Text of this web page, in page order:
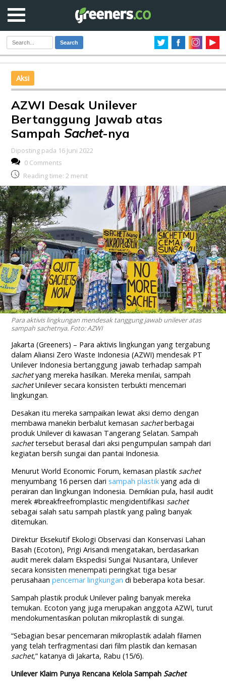
Search
Aksi
AZWI Desak Unilever
Bertanggung Jawab atas
SampahSachet-nya
Diposting pada 16 Juni 2022
0 Comments
Reading time: 2 menit
Para aktivis lingkungan mendesak tanggung jawab unilever atas
sampah sachetnya. Foto: AZWI
Jakarta (Greeners) – Para aktivis lingkungan yang tergabung
dalam Aliansi Zero Waste Indonesia (AZWI) mendesak PT
Unilever Indonesia bertanggung jawab terhadap sampah
sachetyang mereka hasilkan. Mereka menilai, sampah
sachetUnilever secara konsisten terbukti mencemari
lingkungan.
Desakan itu mereka sampaikan lewat aksi demo dengan
membawa manekin berbalut kemasan sachetberbagai
produk Unilever di kawasan Tangerang Selatan. Sampah
sachettersebut berasal dari aksi pengumpulan sampah dari
kegiatan bersih sungai dan pantai Indonesia.
Menurut World Economic Forum, kemasan plastik sachet
menyumbang 16 persen dari sampah plastik yang ada di
perairan dan lingkungan Indonesia. Demikian pula, hasil audit
merek #breakfreefromplastic mengidentifikasi sachet
sebagai salah satu sampah plastik yang paling banyak
ditemukan.
Direktur Eksekutif Ekologi Observasi dan Konservasi Lahan
Basah (Ecoton), Prigi Arisandi mengatakan, berdasarkan
audit merek dalam Ekspedisi Sungai Nusantara, Unilever
secara konsisten menempati peringkat tiga besar
perusahaanpencemar lingkungan di beberapa kota besar.
Sampah plastik produk Unilever paling banyak mereka
temukan. Ecoton yang juga merupakan anggota AZWI, turut
mendokumentasikan polutan mikroplastik di sungai.
“Sebagian besar pencemaran mikroplastik adalah filamen
yang telah terfragmentasi dari film plastik dan kemasan
sachet,” katanya di Jakarta, Rabu (15/6).
Unilever Klaim Punya Rencana Kelola Sampah Sachet